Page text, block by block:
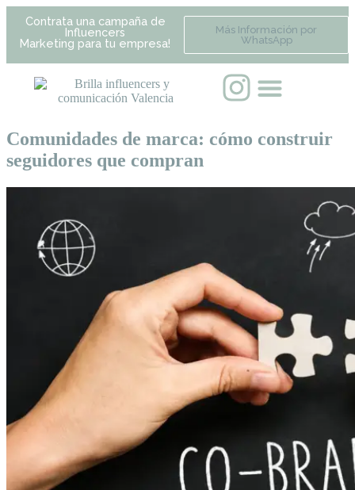
Contrata una campaña de
Influencers
Marketing para tu empresa!
Más Información por
WhatsApp
Comunidades de marca: cómo construir
seguidores que compran